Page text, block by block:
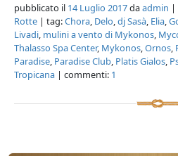
pubblicato il 14 Luglio 2017daadmin |
Rotte | tag:Chora, Delo,dj Sasà, Elia,
Livadi, mulini a vento di Mykonos,
Thalasso Spa Center, Mykonos,Ornos,
Paradise, Paradise Club, Platis Gialos,
Tropicana | commenti: 1